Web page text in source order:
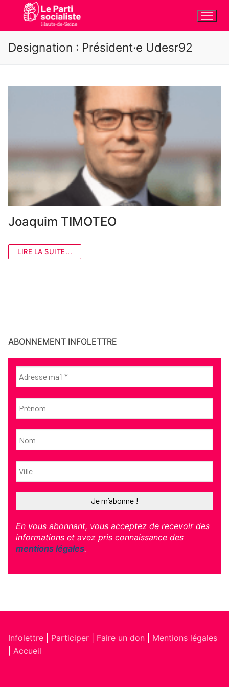
contenu
Designation : Président·e Udesr92
Joaquim TIMOTEO
LIRE LA SUITE...
ABONNEMENT INFOLETTRE
En vous abonnant, vous acceptez de recevoir des
informations et avez pris connaissance des
mentions légales.
Infolettre Participer Faire un don
Mentions légales
Accueil